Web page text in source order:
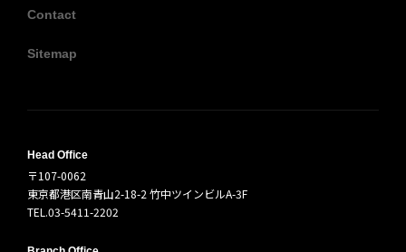
Contact
Sitemap
Head Office
〒107-0062
東京都港区南青山2-18-2 竹中ツインビルA-3F
TEL.03-5411-2202